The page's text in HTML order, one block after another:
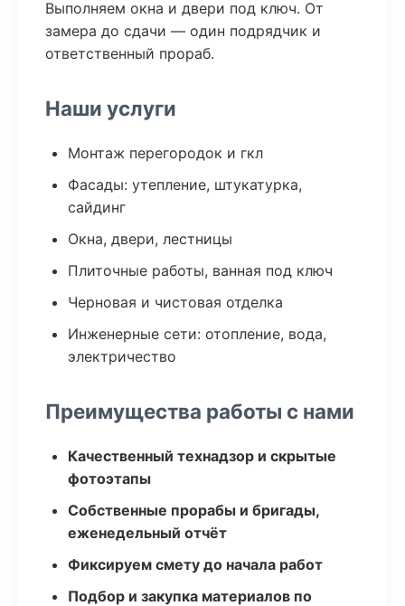
Выполняем окна и двери под ключ. От
замера до сдачи — один подрядчик и
ответственный прораб.
Наши услуги
Монтаж перегородок и гкл
Фасады: утепление, штукатурка,
сайдинг
Окна, двери, лестницы
Плиточные работы, ванная под ключ
Черновая и чистовая отделка
Инженерные сети: отопление, вода,
электричество
Преимущества работы с нами
Качественный технадзор и скрытые
фотоэтапы
Собственные прорабы и бригады,
еженедельный отчёт
Фиксируем смету до начала работ
Подбор и закупка материалов по